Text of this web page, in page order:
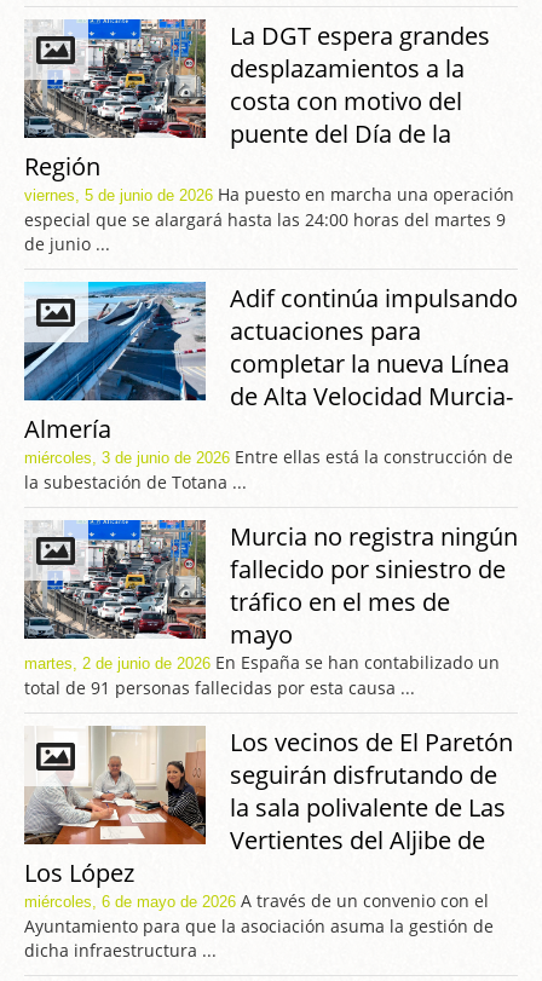
La DGT espera grandes
desplazamientos a la
costa con motivo del
puente del Día de la
Región
viernes, 5 de junio de 2026 Ha puesto en marcha una operación
especial que se alargará hasta las 24:00 horas del martes 9
de junio ...
Adif continúa impulsando
actuaciones para
completar la nueva Línea
de Alta Velocidad Murcia-
Almería
miércoles, 3 de junio de 2026 Entre ellas está la construcción de
la subestación de Totana ...
Murcia no registra ningún
fallecido por siniestro de
tráfico en el mes de
mayo
martes, 2 de junio de 2026 En España se han contabilizado un
total de 91 personas fallecidas por esta causa ...
Los vecinos de El Paretón
seguirán disfrutando de
la sala polivalente de Las
Vertientes del Aljibe de
Los López
miércoles, 6 de mayo de 2026 A través de un convenio con el
Ayuntamiento para que la asociación asuma la gestión de
dicha infraestructura ...